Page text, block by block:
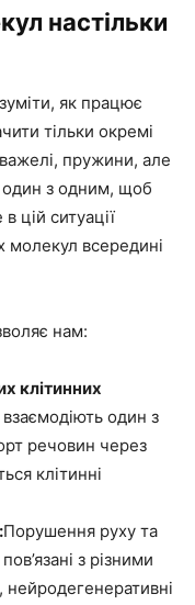
настільки
як працює
тільки окремі
пружини, але
один з одним, щоб
цій ситуації
молекул всередині
нам:
клітинних
взаємодіють один з
речовин через
клітинні
Порушення руху та
з різними